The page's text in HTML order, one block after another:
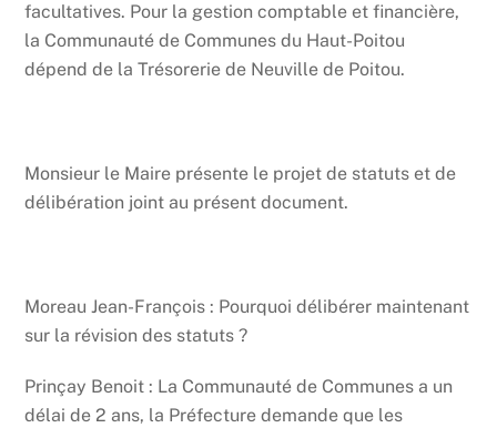
facultatives. Pour la gestion comptable et financière,
la Communauté de Communes du Haut-Poitou
dépend de la Trésorerie de Neuville de Poitou.
Monsieur le Maire présente le projet de statuts et de
délibération joint au présent document.
Moreau Jean-François : Pourquoi délibérer maintenant
sur la révision des statuts ?
Prinçay Benoit : La Communauté de Communes a un
délai de 2 ans, la Préfecture demande que les